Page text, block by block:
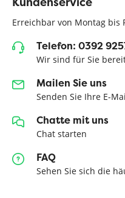
Erreichbar von Montag bis
Telefon: 0392
Wir sind für Sie
Mailen Sie uns
Senden Sie Ihre E-
Chatte mit uns
Chat starten
FAQ
Sehen Sie sich die